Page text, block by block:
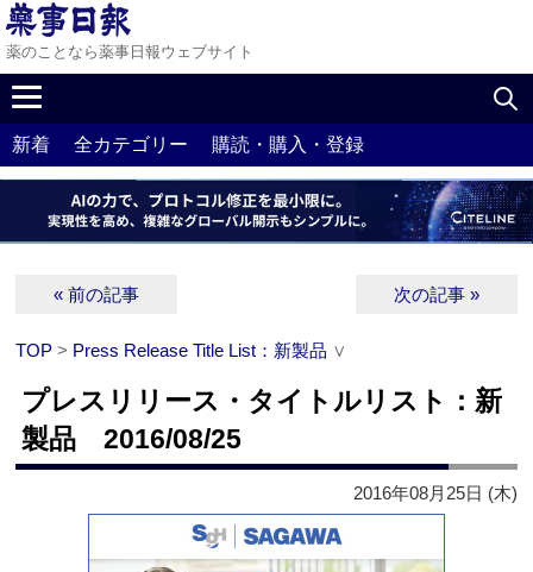
薬のことなら薬事日報ウェブサイト
新着 全カテゴリー 購読・購入・登録
« 前の記事 次の記事 »
TOP > Press Release Title List：新製品 ∨
プレスリリース・タイトルリスト：新
製品 2016/08/25
2016年08月25日 (木)